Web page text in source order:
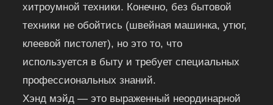
хитроумной техники. Конечно, без бытовой
техники не обойтись (швейная машинка, утюг,
клеевой пистолет), но это то, что
используется в быту и требует специальных
профессиональных знаний.
Хэнд мэйд — это выраженный неординарной